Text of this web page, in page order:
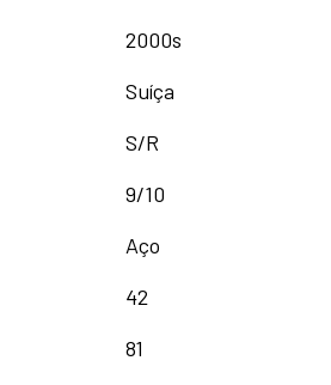
2000s
Suíça
S/R
9/10
Aço
42
81